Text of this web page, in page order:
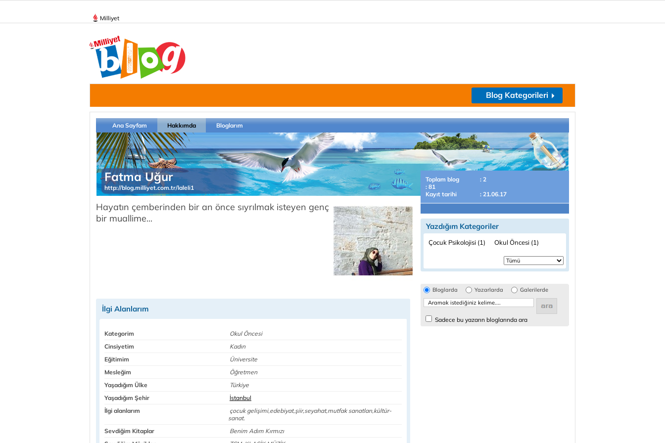
Milliyet
Blog Kategorileri
Ana Sayfam Hakkımda Bloglarım
Fatma Uğur
http://blog.milliyet.com.tr/laleli1
Hayatın çemberinden bir an önce sıyrılmak isteyen genç
bir muallime...
İlgi Alanlarım
Kategorim
Okul Öncesi
Cinsiyetim
Kadın
Eğitimim
Üniversite
Mesleğim
Öğretmen
Yaşadığım Ülke
Türkiye
Yaşadığım Şehir
İstanbul
İlgi alanlarım
çocuk gelişimi,edebiyat,şiir,seyahat,mutfak sanatları,kültür-
sanat.
Sevdiğim Kitaplar
Benim Adım Kırmızı
Toplam blog
: 2
: 81
Kayıt tarihi
: 21.06.17
Yazdığım Kategoriler
Çocuk Psikolojisi (1) Okul Öncesi (1)
Bloglarda Yazarlarda Galerilerde
Sadece bu yazarın bloglarında ara